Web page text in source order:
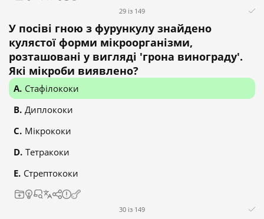
29 із 149
У посіві гною з фурункулу знайдено
кулястої форми мікроорганізми,
розташовані у вигляді 'грона винограду'.
Які мікроби виявлено?
Стафілококи
Диплококи
Мікрококи
Тетракоки
Стрептококи
30 із 149